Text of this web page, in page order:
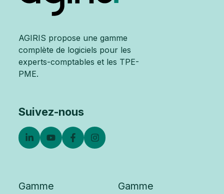
AGIRIS propose une gamme
complète de logiciels pour les
experts-comptables et les TPE-
PME.
Suivez-nous
Gamme
Gamme